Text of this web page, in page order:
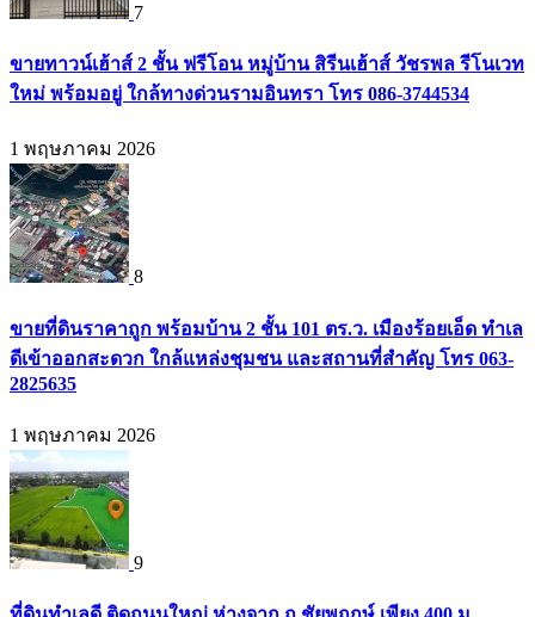
7
ขายทาวน์เฮ้าส์ 2 ชั้น ฟรีโอน หมู่บ้าน สิรีนเฮ้าส์ วัชรพล รีโนเวท
ใหม่ พร้อมอยู่ ใกล้ทางด่วนรามอินทรา โทร 086-3744534
1 พฤษภาคม 2026
8
ขายที่ดินราคาถูก พร้อมบ้าน 2 ชั้น 101 ตร.ว. เมืองร้อยเอ็ด ทำเล
ดีเข้าออกสะดวก ใกล้แหล่งชุมชน และสถานที่สำคัญ โทร 063-
2825635
1 พฤษภาคม 2026
9